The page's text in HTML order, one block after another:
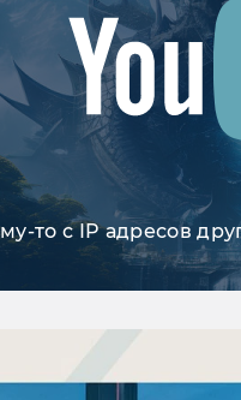
то с IP адресов